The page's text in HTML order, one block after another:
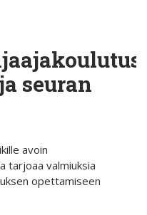
seuran
avoin
tarjoaa valmiuksia
opettamiseen